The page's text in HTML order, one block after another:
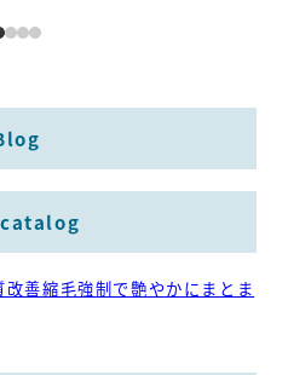
善縮毛強制で艶やかにまとま